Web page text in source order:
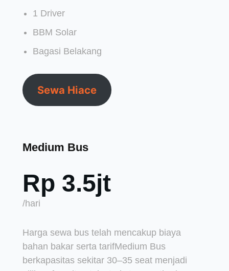
1 Driver
BBM Solar
Bagasi Belakang
Sewa Hiace
Medium Bus
Rp 3.5jt
/hari
Harga sewa bus telah mencakup biaya
bahan bakar serta tarifMedium Bus
berkapasitas sekitar 30–35 seat menjadi